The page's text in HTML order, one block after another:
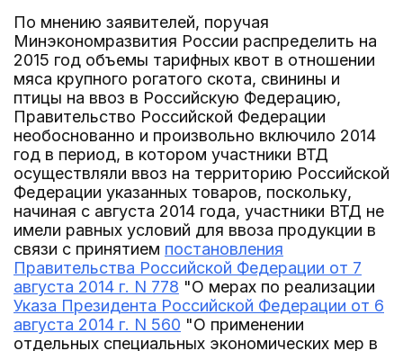
По мнению заявителей, поручая
Минэкономразвития России распределить на
2015 год объемы тарифных квот в отношении
мяса крупного рогатого скота, свинины и
птицы на ввоз в Российскую Федерацию,
Правительство Российской Федерации
необоснованно и произвольно включило 2014
год в период, в котором участники ВТД
осуществляли ввоз на территорию Российской
Федерации указанных товаров, поскольку,
начиная с августа 2014 года, участники ВТД не
имели равных условий для ввоза продукции в
связи с принятием постановления
Правительства Российской Федерации от 7
августа 2014 г. N 778 "О мерах по реализации
Указа Президента Российской Федерации от 6
августа 2014 г. N 560 "О применении
отдельных специальных экономических мер в